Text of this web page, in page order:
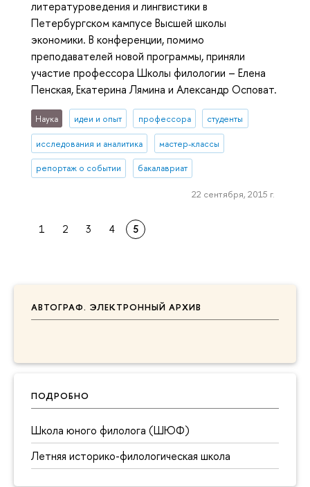
АВТОГРАФ. ЭЛЕКТРОННЫЙ АРХИВ
ПОДРОБНО
Школа юного филолога (ШЮФ)
Летняя историко-филологическая школа
литературоведения и лингвистики в
Петербургском кампусе Высшей школы
экономики. В конференции, помимо
преподавателей новой программы, приняли
участие профессора Школы филологии – Елена
Пенская, Екатерина Лямина и Александр Осповат.
Наука идеи и опыт профессора студенты
исследования и аналитика мастер-классы
репортаж о событии бакалавриат
22 сентября, 2015 г.
1 2 3 4 5